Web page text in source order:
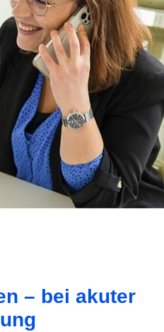
– bei akuter